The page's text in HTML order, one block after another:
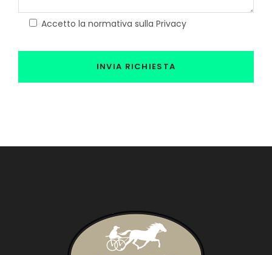
Accetto la normativa sulla Privacy